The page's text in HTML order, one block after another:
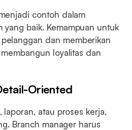
contoh dalam
yang baik. Kemampuan untuk
dan memberikan
loyalitas dan
Oriented
laporan, atau proses kerja,
Branch manager harus